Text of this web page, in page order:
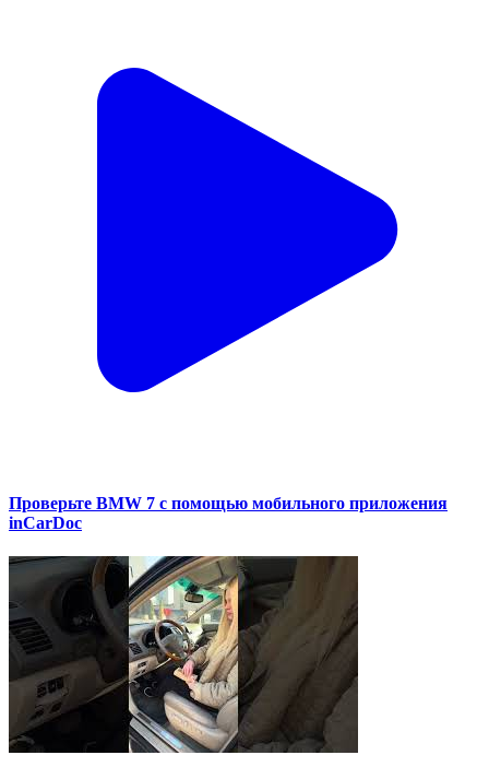
Проверьте BMW 7 с помощью мобильного приложения
inCarDoc